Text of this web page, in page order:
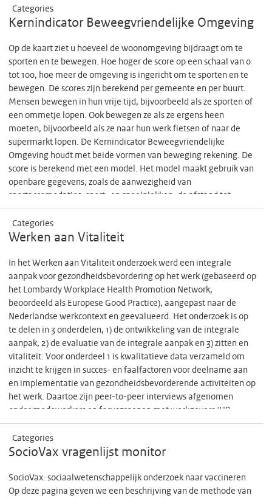
overstijgende analyses uit te kunnen voeren. Daarnaast zijn er ook
technische uitdagingen voor het veilig delen van data en het
RIVM vormen de acht onderzoeksgroepen een onderzoeksgroep; het
‘Harmony consortium’. Voor het Harmony consortium is na
goedkeuring van ZonMw voor het projectvoorstel een organisatie
opgericht om de data op een goede en veilige manier te kunnen
delen. Ook wordt ervoor gezorgd dat iedereen dezelfde taal gaat
spreken. Voor alle hierbij optredende organisatorische en technische
uitdagingen wordt een oplossing gezocht. En om te testen of de
oplossingen daadwerkelijk werken, wordt met een pilot een eerste
inhoudelijke onderzoeksvraag beantwoord met behulp van de
gedeelde en geharmoniserde data.
Categories
Kernindicator Beweegvriendelijke Omgeving
Op de kaart ziet u hoeveel de woonomgeving bijdraagt om te
sporten en te bewegen. Hoe hoger de score op een schaal van 0
tot 100, hoe meer de omgeving is ingericht om te sporten en te
bewegen. De scores zijn berekend per gemeente en per buurt.
Mensen bewegen in hun vrije tijd, bijvoorbeeld als ze sporten of
een ommetje lopen. Ook bewegen ze als ze ergens heen
moeten, bijvoorbeeld als ze naar hun werk fietsen of naar de
supermarkt lopen. De Kernindicator Beweegvriendelijke
Omgeving houdt met beide vormen van beweging rekening. De
score is berekend met een model. Het model maakt gebruik van
openbare gegevens, zoals de aanwezigheid van
sportaccomodaties, sport- en speelplekken, de afstand tot
voorzieningen en de hoeveelheid recreatief groen en blauw.
Categories
Werken aan Vitaliteit
In het Werken aan Vitaliteit onderzoek werd een integrale
aanpak voor gezondheidsbevordering op het werk (gebaseerd op
het Lombardy Workplace Health Promotion Network,
beoordeeld als Europese Good Practice), aangepast naar de
Nederlandse werkcontext en geevalueerd. Het onderzoek is op
te delen in 3 onderdelen, 1) de ontwikkeling van de integrale
aanpak, 2) de evaluatie van de integrale aanpak en 3) zitten en
vitaliteit. Voor onderdeel 1 is kwalitatieve data verzameld om
inzicht te krijgen in succes- en faalfactoren voor deelname aan
en implementatie van gezondheidsbevorderende activiteiten op
het werk. Daartoe zijn peer-to-peer interviews afgenomen
onder medewerkers en focusgroepen met werkgevers (HR-
professionals, leidinggevenden, preventiemedewerkers). Voor
onderdeel 2 is zowel kwalitatieve als kwantitatieve data
verzameld. Deelnemers aan de cluster randomized controlled
maanden en 12 maanden follow-up). Dit waren vragen over
algemene leefstijl, beweging, voeding, mentale balans, roken,
Categories
SocioVax vragenlijst monitor
SocioVax: sociaalwetenschappelijk onderzoek naar vaccineren
Op deze pagina geven we een beschrijving van de methode van